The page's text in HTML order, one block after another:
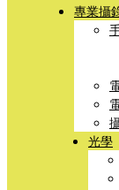
專業攝
光學